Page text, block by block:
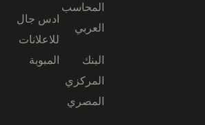
المحاسب
العربي
البنك
المركزي
المصري
ادس جال
للاعلانات
المبوبة